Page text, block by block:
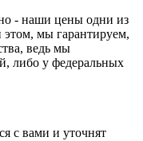
- наши цены одни из
мы гарантируем,
ведь мы
либо у федеральных
с вами и уточнят